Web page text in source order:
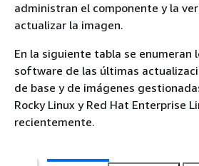
administran el componente y la
actualizar la imagen.
En la siguiente tabla se enumeran
software de las últimas
de base y de imágenes
Rocky Linux y Red Hat Enterprise
recientemente.